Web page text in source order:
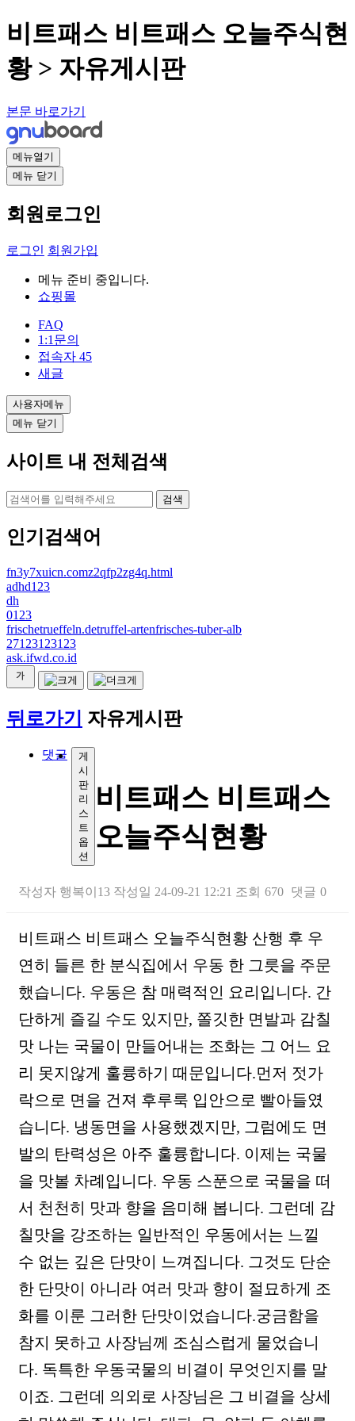
비트패스 비트패스 오늘주식현
황 > 자유게시판
본문 바로가기
메뉴열기
메뉴 닫기
회원로그인
로그인 회원가입
메뉴 준비 중입니다.
쇼핑몰
FAQ
1:1문의
접속자 45
새글
사용자메뉴
메뉴 닫기
사이트 내 전체검색
검색
인기검색어
fn3y7xuicn.comz2qfp2zg4q.html
adhd123
dh
0123
frischetrueffeln.detruffel-artenfrisches-tuber-alb
27123123123
ask.ifwd.co.id
뒤로가기 자유게시판
댓글
게
시
판
리
스
트
옵
션
비트패스 비트패스
오늘주식현황
작성자 행복이13 작성일 24-09-21 12:21 조회 670 댓글 0
본문
비트패스 비트패스 오늘주식현황 산행 후 우
연히 들른 한 분식집에서 우동 한 그릇을 주문
했습니다. 우동은 참 매력적인 요리입니다. 간
단하게 즐길 수도 있지만, 쫄깃한 면발과 감칠
맛 나는 국물이 만들어내는 조화는 그 어느 요
리 못지않게 훌륭하기 때문입니다.먼저 젓가
락으로 면을 건져 후루룩 입안으로 빨아들였
습니다. 냉동면을 사용했겠지만, 그럼에도 면
발의 탄력성은 아주 훌륭합니다. 이제는 국물
을 맛볼 차례입니다. 우동 스푼으로 국물을 떠
서 천천히 맛과 향을 음미해 봅니다. 그런데 감
칠맛을 강조하는 일반적인 우동에서는 느낄
수 없는 깊은 단맛이 느껴집니다. 그것도 단순
한 단맛이 아니라 여러 맛과 향이 절묘하게 조
화를 이룬 그러한 단맛이었습니다.궁금함을
참지 못하고 사장님께 조심스럽게 물었습니
다. 독특한 우동국물의 비결이 무엇인지를 말
이죠. 그런데 의외로 사장님은 그 비결을 상세